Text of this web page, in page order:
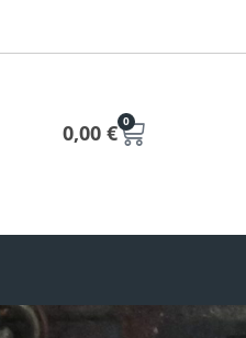
0,00 € 0